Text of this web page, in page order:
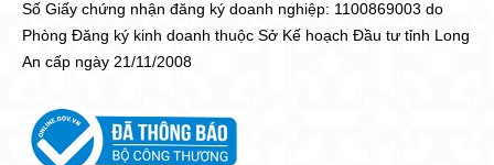
Số Giấy chứng nhận đăng ký doanh nghiệp: 1100869003 do
Phòng Đăng ký kinh doanh thuộc Sở Kế hoạch Đầu tư tỉnh Long
An cấp ngày 21/11/2008